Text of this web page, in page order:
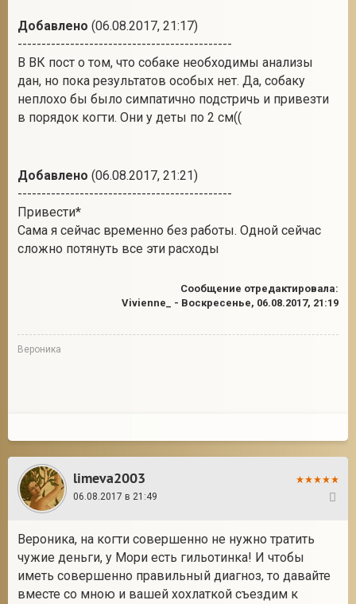
Добавлено (06.08.2017, 21:17)
---------------------------------------------
В ВК пост о том, что собаке необходимы анализы
дан, но пока результатов особых нет. Да, собаку
неплохо бы было симпатично подстричь и привезти
в порядок когти. Они у деты по 2 см((
Добавлено (06.08.2017, 21:21)
---------------------------------------------
Привести*
Сама я сейчас временно без работы. Одной сейчас
сложно потянуть все эти расходы
Сообщение отредактировала:
Vivienne_ - Воскресенье, 06.08.2017, 21:19
Вероника
limeva2003
06.08.2017 в 21:49
Вероника, на когти совершенно не нужно тратить
чужие деньги, у Мори есть гильотинка! И чтобы
иметь совершенно правильный диагноз, то давайте
вместе со мною и вашей хохлаткой съездим к